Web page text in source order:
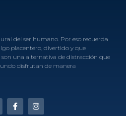
del ser humano. Por eso recuerda
placentero, divertido y que
son una alternativa de distracción que
disfrutan de manera